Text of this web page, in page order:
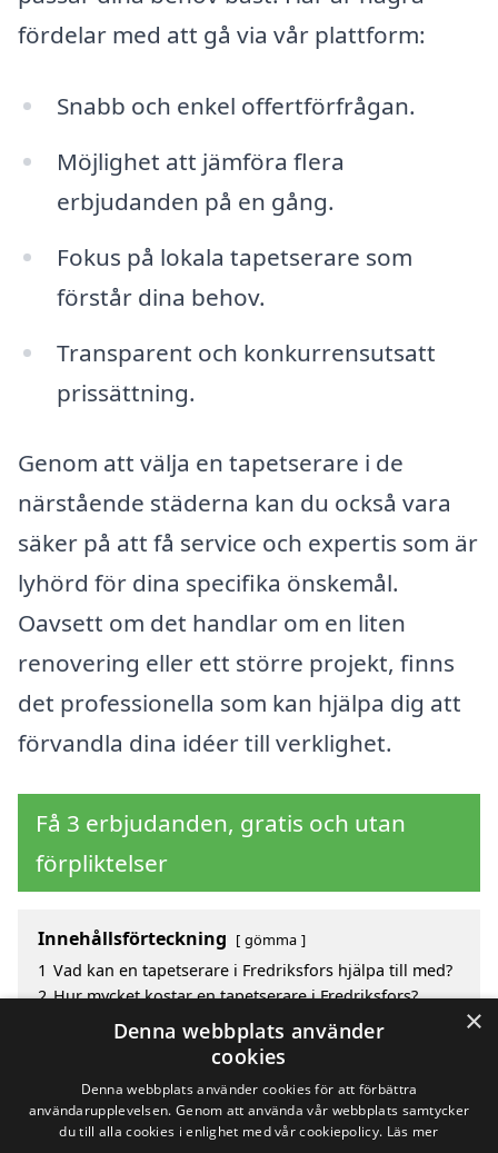
fördelar med att gå via vår plattform:
Snabb och enkel offertförfrågan.
Möjlighet att jämföra flera
erbjudanden på en gång.
Fokus på lokala tapetserare som
förstår dina behov.
Transparent och konkurrensutsatt
prissättning.
Genom att välja en tapetserare i de
närstående städerna kan du också vara
säker på att få service och expertis som är
lyhörd för dina specifika önskemål.
Oavsett om det handlar om en liten
renovering eller ett större projekt, finns
det professionella som kan hjälpa dig att
förvandla dina idéer till verklighet.
Få 3 erbjudanden, gratis och utan
förpliktelser
Innehållsförteckning gömma
1 Vad kan en tapetserare i Fredriksfors hjälpa till med?
2 Hur mycket kostar en tapetserare i Fredriksfors?
Fördelar med att välja tapetserare i Fredriksfors
Sök efter en skicklig tapetserare i de omgivande
×
Denna webbplats använder
cookies
Denna webbplats använder cookies för att förbättra
användarupplevelsen. Genom att använda vår webbplats samtycker
du till alla cookies i enlighet med vår cookiepolicy. Läs mer